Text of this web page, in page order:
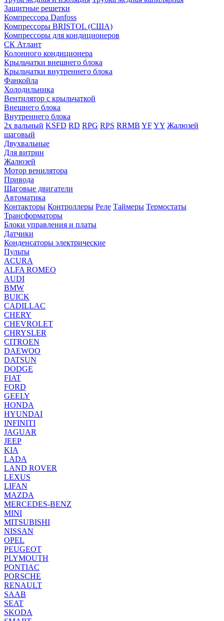
Защитные решетки
Компрессора Danfoss
Компрессоры BRISTOL (США)
Компрессоры для кондиционеров
СК Атлант
Колонного кондиционера
Крыльчатки внешнего блока
Крыльчатки внутреннего блока
Фанкойла
Холодильника
Вентилятор с крыльчаткой
Внешнего блока
Внутреннего блока
2х вальный KSFD RD RPG RPS RRMB YFYY Жалюзей
шаговый
Двухвальные
Для витрин
Жалюзей
Мотор венилятора
Привода
Шаговые двигатели
Автоматика
Контакторы Контроллеры Реле Таймеры Термостаты
Трансформаторы
Блоки управления и платы
Датчики
Конденсаторы электрические
Пульты
ACURA
ALFA ROMEO
AUDI
BMW
BUICK
CADILLAC
CHERY
CHEVROLET
CHRYSLER
CITROEN
DAEWOO
DATSUN
DODGE
FIAT
FORD
GEELY
HONDA
HYUNDAI
INFINITI
JAGUAR
JEEP
KIA
LADA
LAND ROVER
LEXUS
LIFAN
MAZDA
MERCEDES-BENZ
MINI
MITSUBISHI
NISSAN
OPEL
PEUGEOT
PLYMOUTH
PONTIAC
PORSCHE
RENAULT
SAAB
SEAT
SKODA